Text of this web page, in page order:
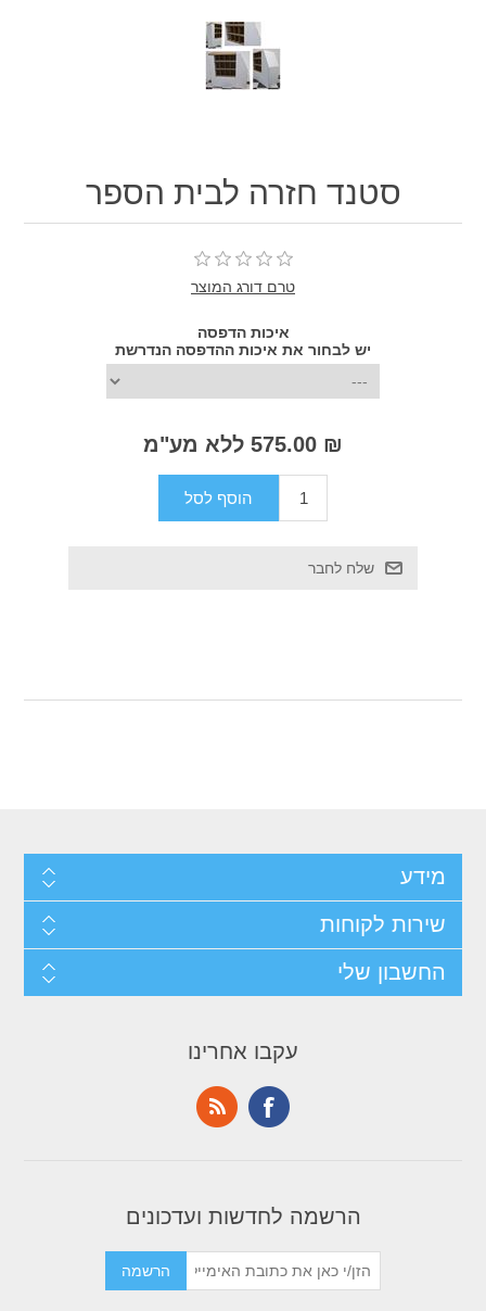
סטנד חזרה לבית הספר
טרם דורג המוצר
איכות הדפסה
יש לבחור את איכות ההדפסה הנדרשת
₪ 575.00 ללא מע"מ
מידע
שירות לקוחות
החשבון שלי
עקבו אחרינו
הרשמה לחדשות ועדכונים